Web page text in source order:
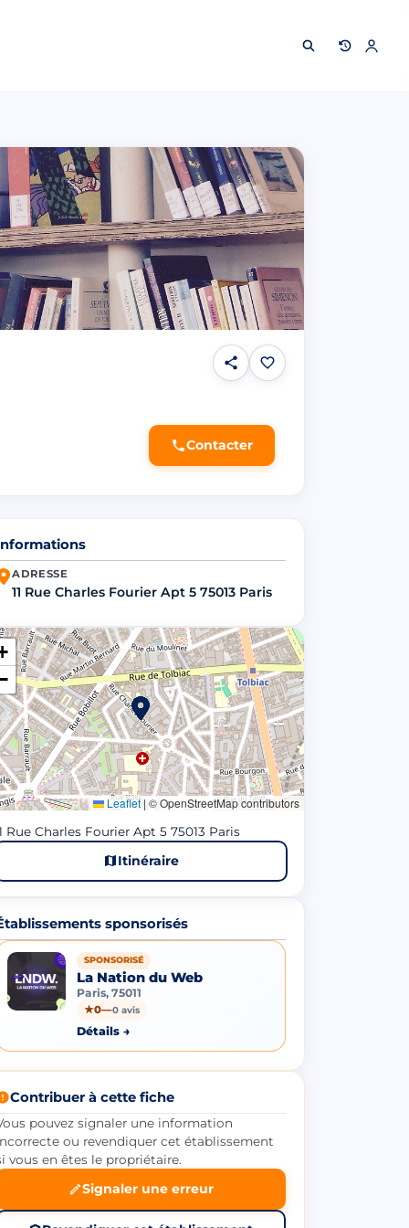
Contacter
ADRESSE
11 Rue Charles Fourier Apt 5 75013 Paris
Leaflet | © OpenStreetMap contributors
Rue Charles Fourier Apt 5 75013 Paris
Itinéraire
sponsorisés
SPONSORISÉ
La Nation du Web
Paris, 75011
★0—0 avis
Détails →
Contribuer à cette fiche
pouvez signaler une information
ou revendiquer cet établissement
vous en êtes le propriétaire.
Signaler une erreur